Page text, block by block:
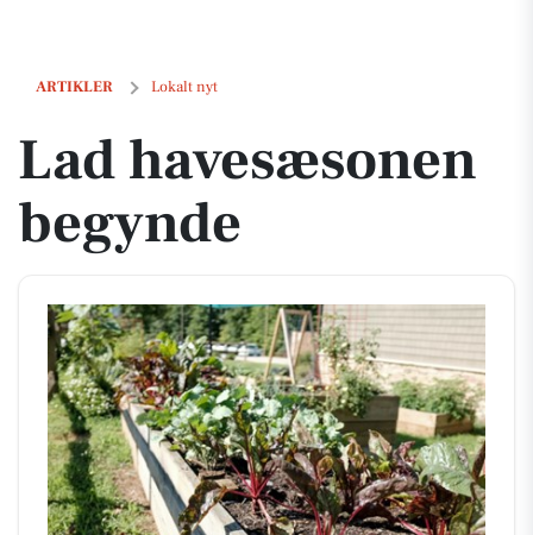
ARTIKLER Lokalt nyt
Lad havesæsonen begynde
Lad havesæsonen
begynde